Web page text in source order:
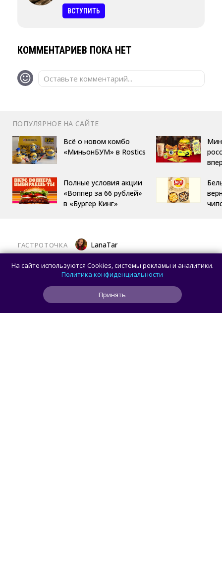
ВСТУПИТЬ
КОММЕНТАРИЕВ ПОКА НЕТ
Оставьте комментарий...
ПОПУЛЯРНОЕ НА САЙТЕ
Всё о новом комбо
«МиньонБУМ» в Rostics
Полные условия акции
«Воппер за 66 рублей»
в «Бургер Кинг»
ГАСТРОТОЧКА LanaTar
Похрустим? В Москве открылся сезон
На сайте используются Cookies, системы рекламы и аналитики.
Политика конфиденциальности
Принять